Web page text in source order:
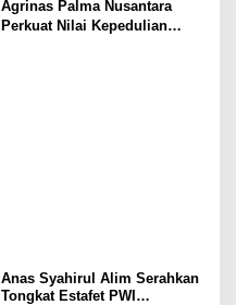
Agrinas Palma Nusantara
Perkuat Nilai Kepedulian
Anas Syahirul Alim Serahkan
Tongkat Estafet PWI